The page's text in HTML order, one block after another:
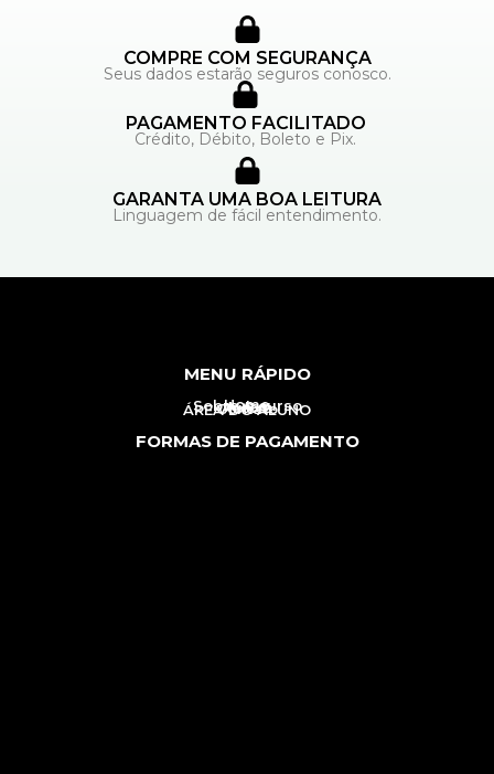
COMPRE COM SEGURANÇA
Seus dados estarão seguros conosco.
PAGAMENTO FACILITADO
Crédito, Débito, Boleto e Pix.
GARANTA UMA BOA LEITURA
Linguagem de fácil entendimento.
MENU RÁPIDO
Home
Sobre o curso
Aulas
Autora
Contato
ÁREA DO ALUNO
FORMAS DE PAGAMENTO